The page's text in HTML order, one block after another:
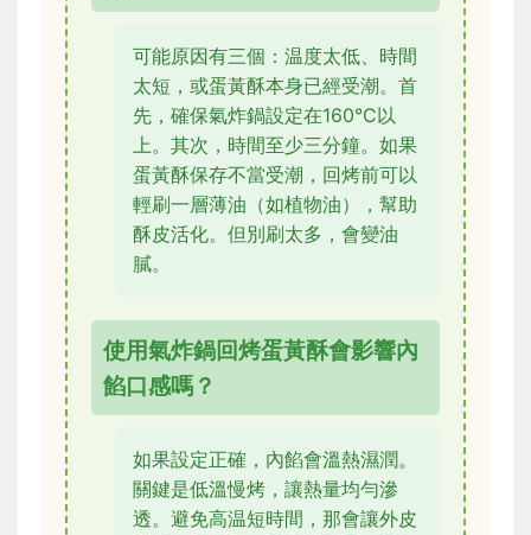
可能原因有三個：温度太低、時間
太短，或蛋黃酥本身已經受潮。首
先，確保氣炸鍋設定在160°C以
上。其次，時間至少三分鐘。如果
蛋黃酥保存不當受潮，回烤前可以
輕刷一層薄油（如植物油），幫助
酥皮活化。但別刷太多，會變油
膩。
使用氣炸鍋回烤蛋黃酥會影響內
餡口感嗎？
如果設定正確，內餡會溫熱濕潤。
關鍵是低溫慢烤，讓熱量均勻滲
透。避免高温短時間，那會讓外皮